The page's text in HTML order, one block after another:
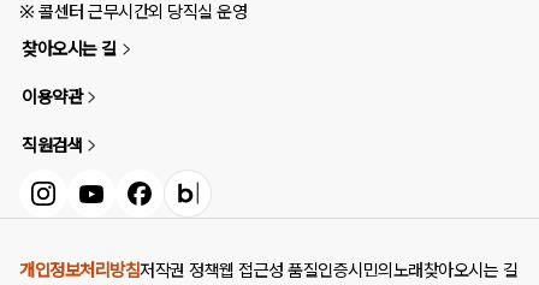
※ 콜센터 근무시간외 당직실 운영
찾아오시는 길
이용약관
직원검색
인스타그램
유튜브 페이스북블로그
개인정보처리방침저작권 정책웹 접근성 품질인증시민의노래찾아오시는 길